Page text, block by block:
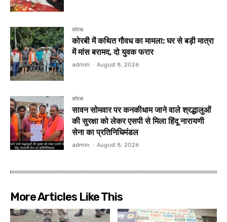
कोरबा
कोरबी में कथित गौवध का मामला: घर से बड़ी मात्रा
में मांस बरामद, दो युवक फरार
admin - August 8, 2026
कोरबा
सावन सोमवार पर कनकीधाम जाने वाले श्रद्धालुओं
की सुरक्षा को लेकर एसपी से मिला हिंदू नारायणी
सेना का प्रतिनिधिमंडल
admin - August 8, 2026
More Articles Like This